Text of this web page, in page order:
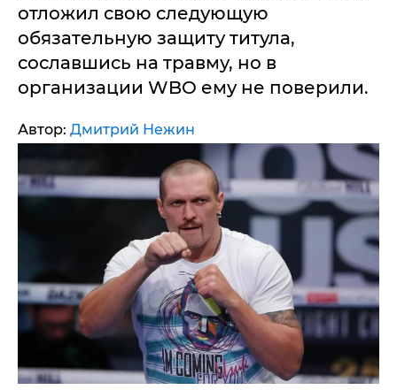
отложил свою следующую
обязательную защиту титула,
сославшись на травму, но в
организации WBO ему не поверили.
Автор: Дмитрий Нежин